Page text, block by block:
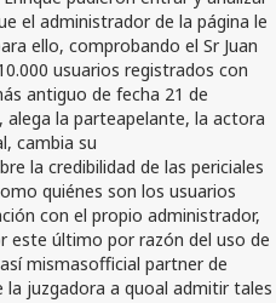
el administrador de la página le
ello, comprobando el Sr Juan
usuarios registrados con
antiguo de fecha 21 de
la parteapelante, la actora
cambia su
la credibilidad de las periciales
quiénes son los usuarios
con el propio administrador,
este último por razón del uso de
mismasofficial partner de
la juzgadora a quoal admitir tales